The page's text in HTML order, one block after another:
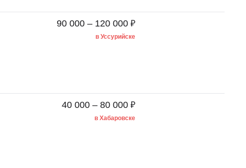
90 000 – 120 000 ₽
в Уссурийске
40 000 – 80 000 ₽
в Хабаровске